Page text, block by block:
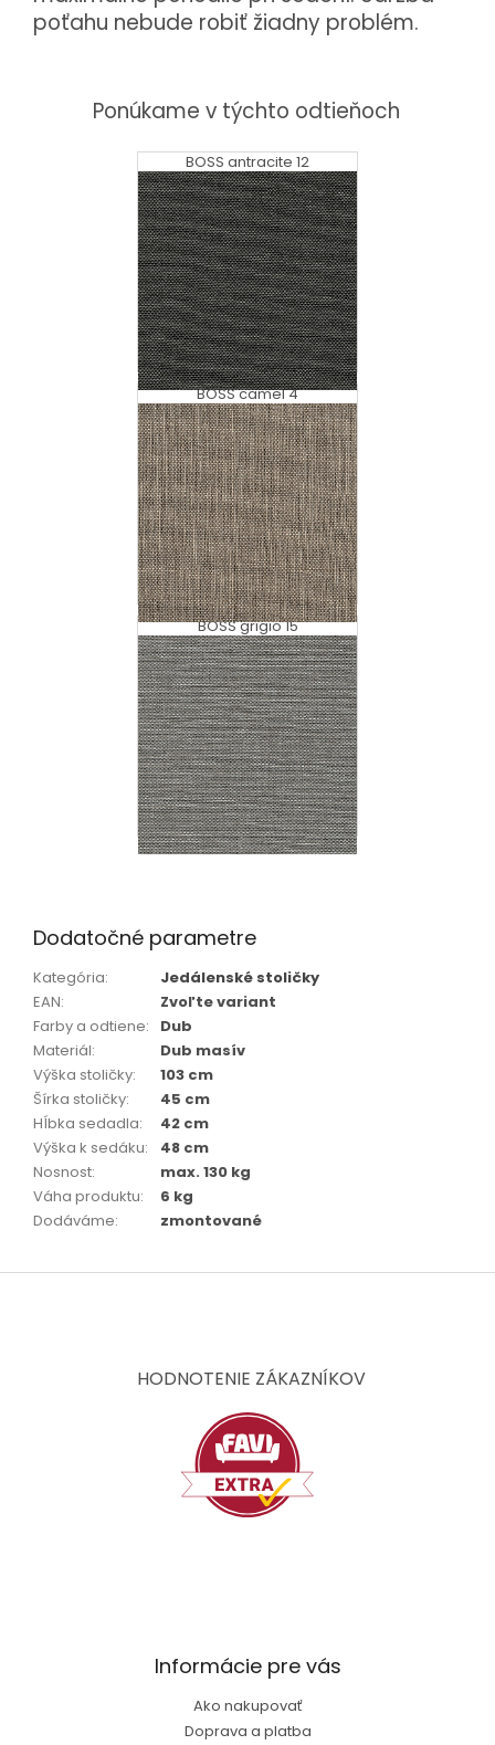
poťahu nebude robiť žiadny problém.
Ponúkame v týchto odtieňoch
BOSS antracite 12
BOSS camel 4
BOSS grigio 15
Dodatočné parametre
Kategória:
Jedálenské stoličky
EAN:
Zvoľte variant
Farby a odtiene:
Dub
Materiál:
Dub masív
Výška stoličky:
103 cm
Šírka stoličky:
45 cm
Hĺbka sedadla:
42 cm
Výška k sedáku:
48 cm
Nosnost:
max. 130 kg
Váha produktu:
6 kg
Dodáváme: zmontované
Z
HODNOTENIE ZÁKAZNÍKOV
Informácie pre vás
Ako nakupovať
Doprava a platba